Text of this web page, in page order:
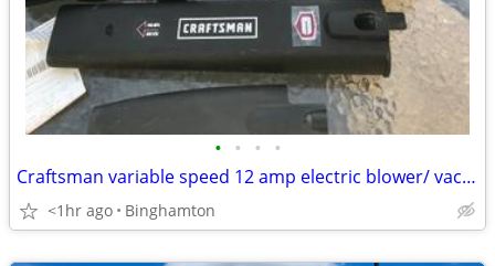
• • • •
Craftsman variable speed 12 amp electric blower/ vacuum
<1hr ago Binghamton